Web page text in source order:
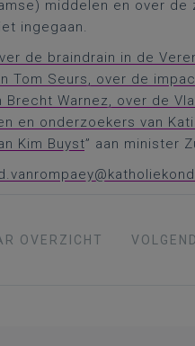
middelen en over de
ingegaan.
de braindrain in de
Seurs, over de
Warnez, over de
en onderzoekers van
Kim Buyst” aan minister
OVERZICHT